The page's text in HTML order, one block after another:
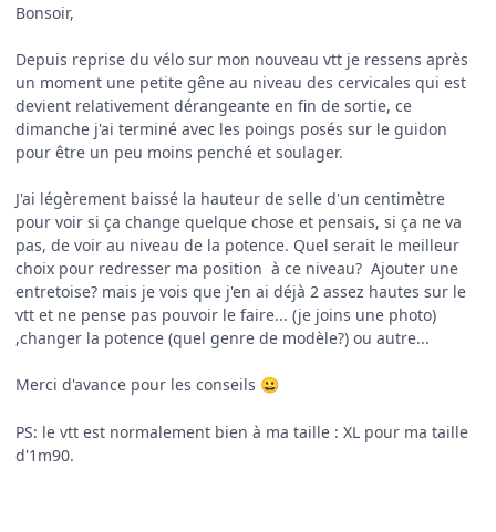
Bonsoir,
Depuis reprise du vélo sur mon nouveau vtt je ressens après
un moment une petite gêne au niveau des cervicales qui est
devient relativement dérangeante en fin de sortie, ce
dimanche j'ai terminé avec les poings posés sur le guidon
pour être un peu moins penché et soulager.
J'ai légèrement baissé la hauteur de selle d'un centimètre
pour voir si ça change quelque chose et pensais, si ça ne va
pas, de voir au niveau de la potence. Quel serait le meilleur
choix pour redresser ma position à ce niveau? Ajouter une
entretoise? mais je vois que j'en ai déjà 2 assez hautes sur le
vtt et ne pense pas pouvoir le faire... (je joins une photo)
,changer la potence (quel genre de modèle?) ou autre...
Merci d'avance pour les conseils 😀
PS: le vtt est normalement bien à ma taille : XL pour ma taille
d'1m90.